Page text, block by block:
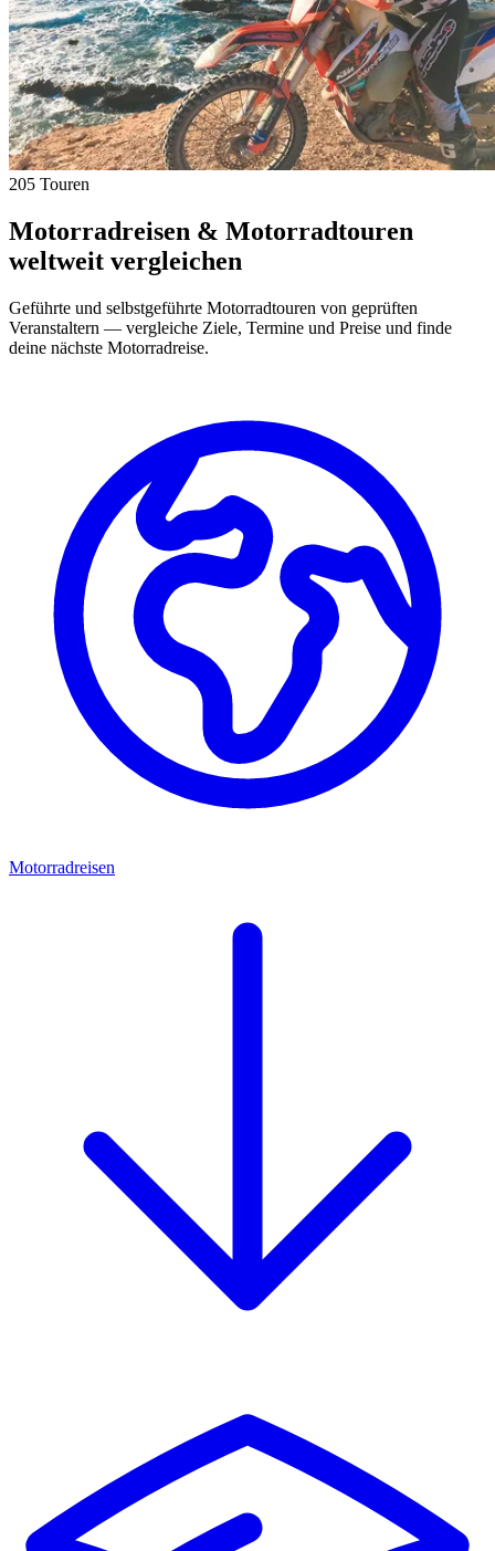
205 Touren
Motorradreisen & Motorradtouren
weltweit vergleichen
Geführte und selbstgeführte Motorradtouren von geprüften
Veranstaltern — vergleiche Ziele, Termine und Preise und finde
deine nächste Motorradreise.
Motorradreisen